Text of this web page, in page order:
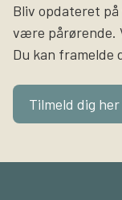
Bliv opdateret
være pårørende.
Du kan framelde
Tilmeld dig her